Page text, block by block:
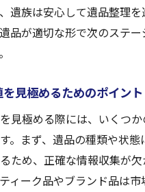
遺族は安心して遺品整理
品が適切な形で次のステ
見極めるためのポイント
見極める際には、いくつ
。まず、遺品の種類や状
ため、正確な情報収集が
ィーク品やブランド品は